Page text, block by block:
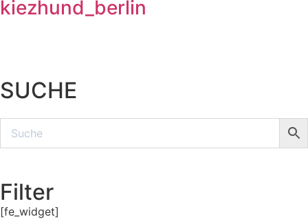
kiezhund_berlin
SUCHE
Filter
[fe_widget]